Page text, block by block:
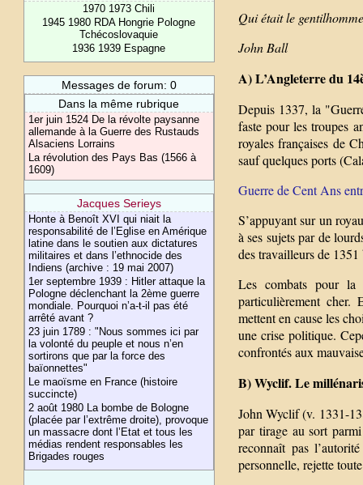
1970 1973 Chili
1945 1980 RDA Hongrie Pologne
Tchécoslovaquie
1936 1939 Espagne
Messages de forum: 0
Dans la même rubrique
1er juin 1524 De la révolte paysanne
allemande à la Guerre des Rustauds
Alsaciens Lorrains
La révolution des Pays Bas (1566 à
1609)
Jacques Serieys
Honte à Benoît XVI qui niait la
responsabilité de l’Eglise en Amérique
latine dans le soutien aux dictatures
militaires et dans l’ethnocide des
Indiens (archive : 19 mai 2007)
1er septembre 1939 : Hitler attaque la
Pologne déclenchant la 2ème guerre
mondiale. Pourquoi n’a-t-il pas été
arrêté avant ?
23 juin 1789 : "Nous sommes ici par
la volonté du peuple et nous n’en
sortirons que par la force des
baïonnettes"
Le maoïsme en France (histoire
succincte)
2 août 1980 La bombe de Bologne
(placée par l’extrême droite), provoque
un massacre dont l’Etat et tous les
médias rendent responsables les
Brigades rouges
Qui était le
John Ball
A) L’Angleterre du
Depuis 1337, la
faste pour les troupes
royales françaises de
sauf quelques ports
Guerre de Cent Ans
S’appuyant sur un
à ses sujets par de
des travailleurs de
Les combats pour
particulièrement cher.
mettent en cause les
une crise politique.
confrontés aux
B) Wyclif. Le
John Wyclif (v. 1331-
par tirage au sort
reconnaît pas
personnelle, rejette